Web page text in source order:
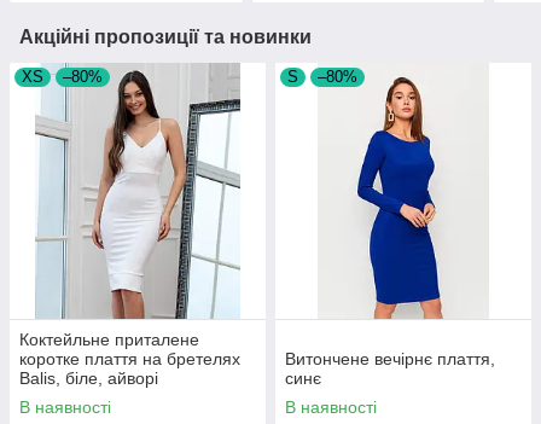
Акційні пропозиції та новинки
XS –80%
Коктейльне приталене
коротке плаття на бретелях
Balis, біле, айворі
В наявності
S –80%
Витончене вечірнє плаття,
синє
В наявності